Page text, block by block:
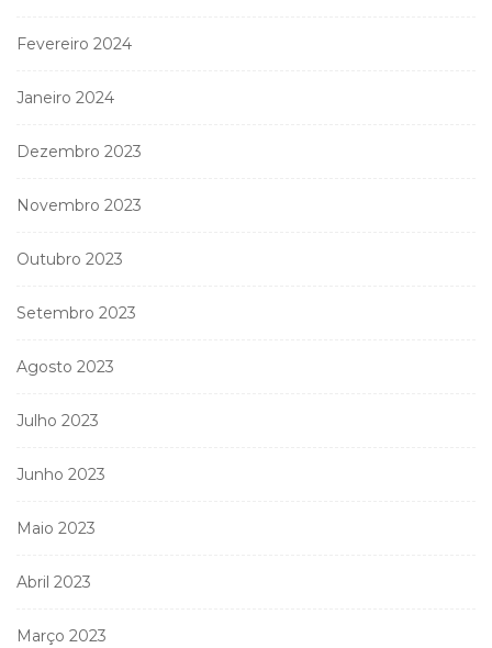
Fevereiro 2024
Janeiro 2024
Dezembro 2023
Novembro 2023
Outubro 2023
Setembro 2023
Agosto 2023
Julho 2023
Junho 2023
Maio 2023
Abril 2023
Março 2023